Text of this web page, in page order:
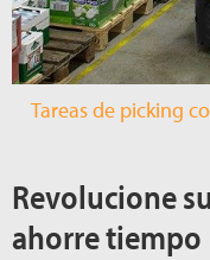
Tareas de picking
Revolucione
ahorre tiempo